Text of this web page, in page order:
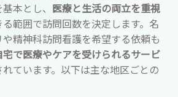
本とし、
医療と生活の両立を重視
範囲で訪問回数を決定します。名
精神科訪問看護を希望する依頼も
宅で医療やケアを受けられるサービ
れています。以下は主な地区ごとの